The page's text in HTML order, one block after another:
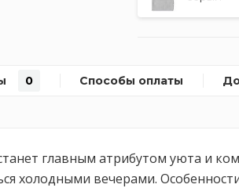
0 Способы оплаты
главным атрибутом уюта и
холодными вечерами.